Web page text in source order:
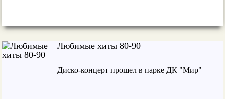
Любимые хиты 80-90
Диско-концерт прошел в парке ДК "Мир"